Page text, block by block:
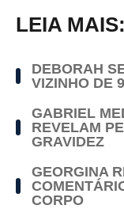
LEIA MAIS:
DEBORAH
VIZINHO DE
GABRIEL
REVELAM
GRAVIDEZ
GEORGINA
CORPO